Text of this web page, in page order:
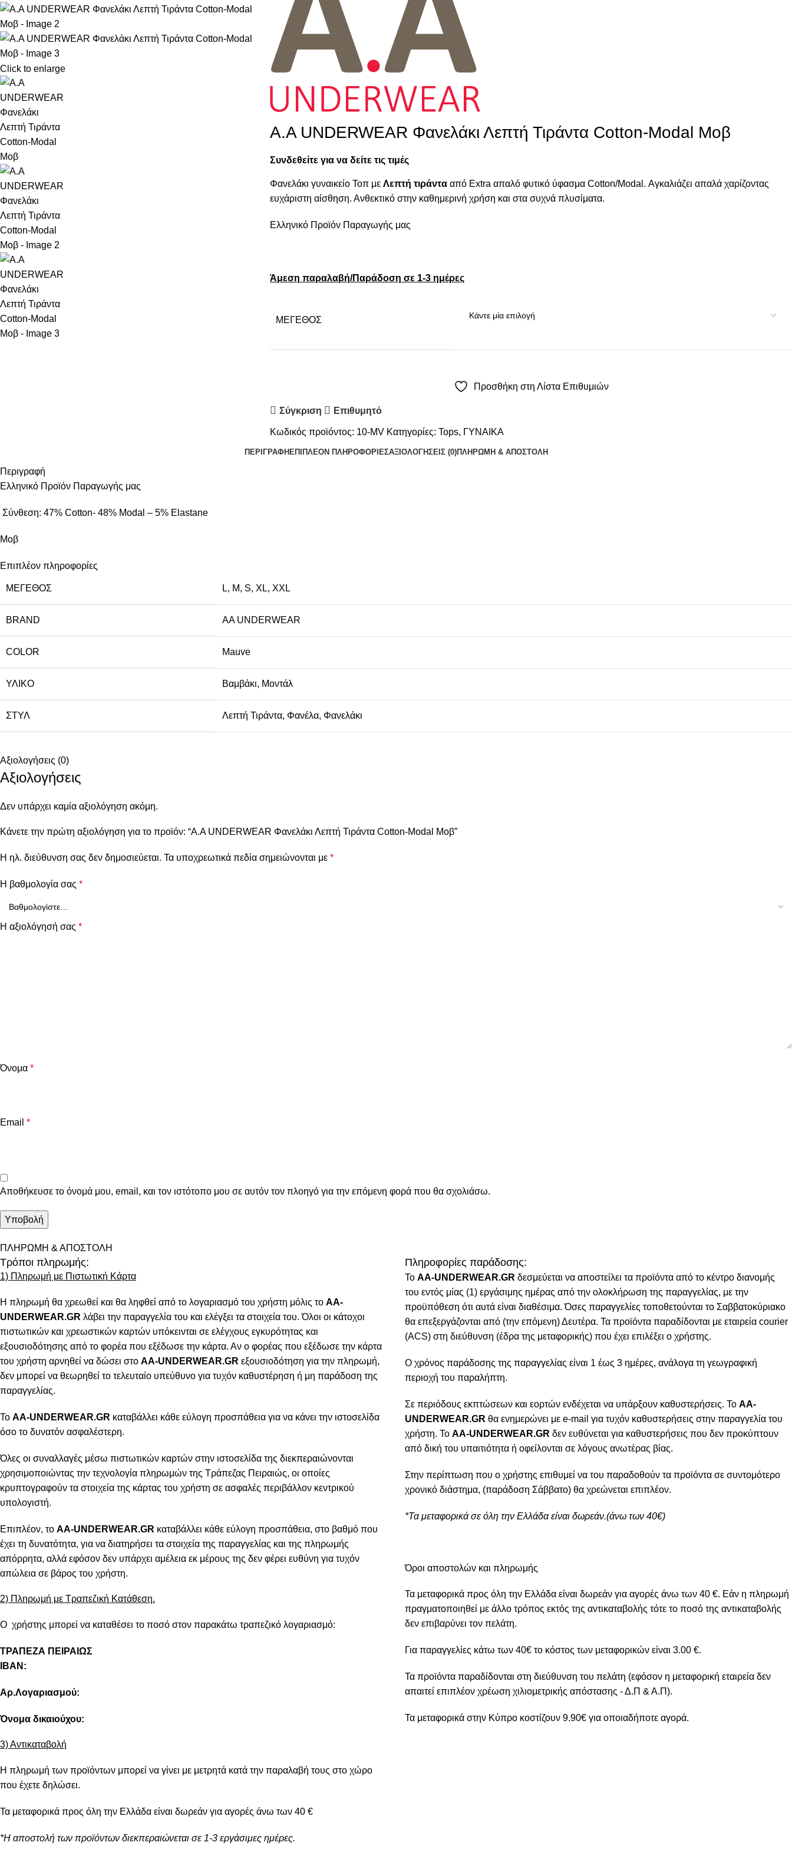
Click to enlarge
A.A UNDERWEAR Φανελάκι Λεπτή Τιράντα Cotton-Modal Μοβ
Συνδεθείτε για να δείτε τις τιμές
Φανελάκι γυναικείο Τοπ με Λεπτή τιράντα από Extra απαλό φυτικό ύφασμα Cotton/Modal. Αγκαλιάζει απαλά χαρίζοντας
ευχάριστη αίσθηση. Ανθεκτικό στην καθημερινή χρήση και στα συχνά πλυσίματα.
Ελληνικό Προϊόν Παραγωγής μας
Άμεση παραλαβή/Παράδοση σε 1-3 ημέρες
ΜΈΓΕΘΟΣ
Προσθήκη στη Λίστα Επιθυμιών
Σύγκριση Επιθυμητό
Κωδικός προϊόντος: 10-MV Κατηγορίες: Tops, ΓΥΝΑΙΚΑ
ΠΕΡΙΓΡΑΦΉ ΕΠΙΠΛΈΟΝ ΠΛΗΡΟΦΟΡΊΕΣΑΞΙΟΛΟΓΉΣΕΙΣ (0)ΠΛΗΡΩΜΗ & ΑΠΟΣΤΟΛΗ
Περιγραφή
Ελληνικό Προϊόν Παραγωγής μας
Σύνθεση: 47% Cotton- 48% Modal – 5% Elastane
Μοβ
Επιπλέον πληροφορίες
ΜΈΓΕΘΟΣ L, M, S, XL, XXL
BRAND AA UNDERWEAR
COLOR Mauve
ΥΛΙΚΌ Βαμβάκι, Μοντάλ
ΣΤΥΛ Λεπτή Τιράντα, Φανέλα, Φανελάκι
Αξιολογήσεις (0)
Αξιολογήσεις
Δεν υπάρχει καμία αξιολόγηση ακόμη.
Κάνετε την πρώτη αξιολόγηση για το προϊόν: “A.A UNDERWEAR Φανελάκι Λεπτή Τιράντα Cotton-Modal Μοβ”
Η ηλ. διεύθυνση σας δεν δημοσιεύεται. Τα υποχρεωτικά πεδία σημειώνονται με *
Η βαθμολογία σας *
Η αξιολόγησή σας *
Όνομα *
Email *
Αποθήκευσε το όνομά μου, email, και τον ιστότοπο μου σε αυτόν τον πλοηγό για την επόμενη φορά που θα σχολιάσω.
ΠΛΗΡΩΜΗ & ΑΠΟΣΤΟΛΗ
Τρόποι πληρωμής:
1) Πληρωμή με Πιστωτική Κάρτα
Η πληρωμή θα χρεωθεί και θα ληφθεί από το λογαριασμό του χρήστη μόλις το AA-
UNDERWEAR.GR λάβει την παραγγελία του και ελέγξει τα στοιχεία του. Όλοι οι κάτοχοι
πιστωτικών και χρεωστικών καρτών υπόκεινται σε ελέγχους εγκυρότητας και
εξουσιοδότησης από το φορέα που εξέδωσε την κάρτα. Αν ο φορέας που εξέδωσε την κάρτα
του χρήστη αρνηθεί να δώσει στο AA-UNDERWEAR.GR εξουσιοδότηση για την πληρωμή,
δεν μπορεί να θεωρηθεί το τελευταίο υπεύθυνο για τυχόν καθυστέρηση ή μη παράδοση της
παραγγελίας.
Το AA-UNDERWEAR.GR καταβάλλει κάθε εύλογη προσπάθεια για να κάνει την ιστοσελίδα
όσο το δυνατόν ασφαλέστερη.
Όλες οι συναλλαγές μέσω πιστωτικών καρτών στην ιστοσελίδα της διεκπεραιώνονται
χρησιμοποιώντας την τεχνολογία πληρωμών της Τράπεζας Πειραιώς, οι οποίες
κρυπτογραφούν τα στοιχεία της κάρτας του χρήστη σε ασφαλές περιβάλλον κεντρικού
υπολογιστή.
Επιπλέον, το AA-UNDERWEAR.GR καταβάλλει κάθε εύλογη προσπάθεια, στο βαθμό που
έχει τη δυνατότητα, για να διατηρήσει τα στοιχεία της παραγγελίας και της πληρωμής
απόρρητα, αλλά εφόσον δεν υπάρχει αμέλεια εκ μέρους της δεν φέρει ευθύνη για τυχόν
απώλεια σε βάρος του χρήστη.
2) Πληρωμή με Τραπεζική Κατάθεση.
Ο χρήστης μπορεί να καταθέσει το ποσό στον παρακάτω τραπεζικό λογαριασμό:
ΤΡΑΠΕΖΑ ΠΕΙΡΑΙΩΣ
IBAN:
Αρ.Λογαριασμού:
Όνομα δικαιούχου:
3) Αντικαταβολή
Η πληρωμή των προϊόντων μπορεί να γίνει με μετρητά κατά την παραλαβή τους στο χώρο
που έχετε δηλώσει.
Τα μεταφορικά προς όλη την Ελλάδα είναι δωρεάν για αγορές άνω των 40 €
*Η αποστολή των προϊόντων διεκπεραιώνεται σε 1-3 εργάσιμες ημέρες.
Πληροφορίες παράδοσης:
To AA-UNDERWEAR.GR δεσμεύεται να αποστείλει τα προϊόντα από το κέντρο διανομής
του εντός μίας (1) εργάσιμης ημέρας από την ολοκλήρωση της παραγγελίας, με την
προϋπόθεση ότι αυτά είναι διαθέσιμα. Όσες παραγγελίες τοποθετούνται το Σαββατοκύριακο
θα επεξεργάζονται από (την επόμενη) Δευτέρα. Τα προϊόντα παραδίδονται με εταιρεία courier
(ACS) στη διεύθυνση (έδρα της μεταφορικής) που έχει επιλέξει ο χρήστης.
Ο χρόνος παράδοσης της παραγγελίας είναι 1 έως 3 ημέρες, ανάλογα τη γεωγραφική
περιοχή του παραλήπτη.
Σε περιόδους εκπτώσεων και εορτών ενδέχεται να υπάρξουν καθυστερήσεις. Το AA-
UNDERWEAR.GR θα ενημερώνει με e-mail για τυχόν καθυστερήσεις στην παραγγελία του
χρήστη. Το AA-UNDERWEAR.GR δεν ευθύνεται για καθυστερήσεις που δεν προκύπτουν
από δική του υπαιτιότητα ή οφείλονται σε λόγους ανωτέρας βίας.
Στην περίπτωση που ο χρήστης επιθυμεί να του παραδοθούν τα προϊόντα σε συντομότερο
χρονικό διάστημα, (παράδοση Σάββατο) θα χρεώνεται επιπλέον.
*Τα μεταφορικά σε όλη την Ελλάδα είναι δωρεάν.(άνω των 40€)
Όροι αποστολών και πληρωμής
Τα μεταφορικά προς όλη την Ελλάδα είναι δωρεάν για αγορές άνω των 40 €. Εάν η πληρωμή
πραγματοποιηθεί με άλλο τρόπος εκτός της αντικαταβολής τότε το ποσό της αντικαταβολής
δεν επιβαρύνει τον πελάτη.
Για παραγγελίες κάτω των 40€ το κόστος των μεταφορικών είναι 3.00 €.
Τα προϊόντα παραδίδονται στη διεύθυνση του πελάτη (εφόσον η μεταφορική εταιρεία δεν
απαιτεί επιπλέον χρέωση χιλιομετρικής απόστασης - Δ.Π & Α.Π).
Τα μεταφορικά στην Κύπρο κοστίζουν 9.90€ για οποιαδήποτε αγορά.